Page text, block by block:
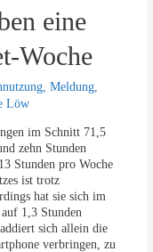
eine
Woche
,Meldung,
Löw
im Schnitt 71,5
zehn Stunden
Stunden pro Woche
ist trotz
hat sie sich im
1,3 Stunden
sich allein die
verbringen, zu